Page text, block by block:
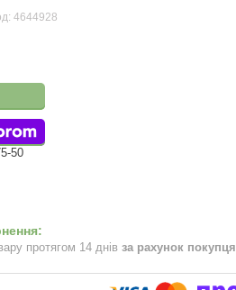
4644928
50
протягом 14 днів за рахунок покупця